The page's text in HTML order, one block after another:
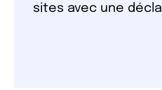
sites avec une